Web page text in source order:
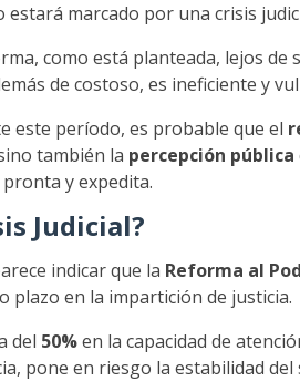
estará marcado por una crisis
como está planteada, lejos
de costoso, es ineficiente y
este período, es probable que el
también la percepción pública
y expedita.
Judicial?
indicar que la Reforma al
plazo en la impartición de justicia.
del 50%en la capacidad de
pone en riesgo la estabilidad